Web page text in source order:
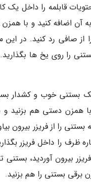
قابلمه را داخل
به آن اضافه کنید و با
را از صافی رد کنید. در
را روی یخ ها
بستنی خوب و کشدار
بستنی را از فریزر
بیرون آوردید،
برقی بستنی را هم بزنید.